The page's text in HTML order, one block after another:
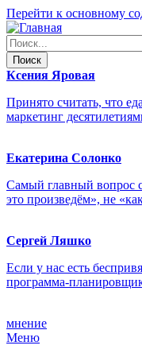
Перейти к основному
Ксения Яровая
Принято считать, что
маркетинг
Екатерина Солонко
Самый главный вопрос
это произведём», не
Сергей Ляшко
Если у нас есть
программа-
мнение
Меню